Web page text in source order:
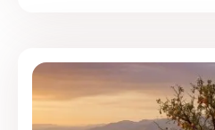
בשנים האחרונות הפך
העיקריים בישראל
הדוח […]